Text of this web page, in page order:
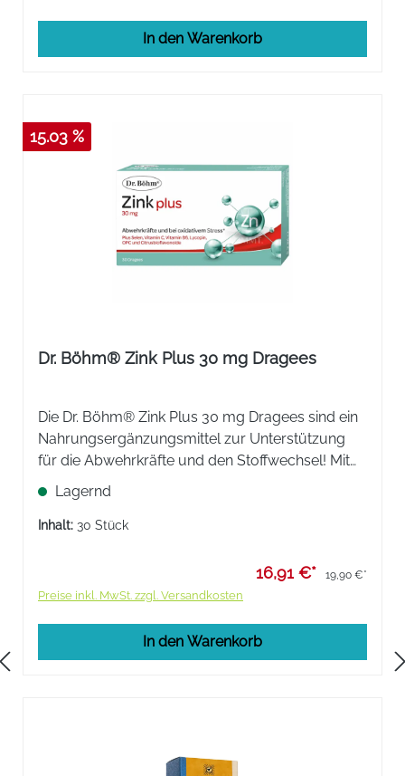
In den Warenkorb
15.03 %
Dr. Böhm® Zink Plus 30 mg Dragees
Die Dr. Böhm® Zink Plus 30 mg Dragees sind ein
Nahrungsergänzungsmittel zur Unterstützung
für die Abwehrkräfte und den Stoffwechsel! Mit
dem Plus an Selen, Vitamin C, Vitamin B6,
Lycopin, OPC und Citrusbioflavonoide.
Lagernd
Inhalt: 30 Stück
16,91 €* 19,90 €*
Preise inkl. MwSt. zzgl. Versandkosten
In den Warenkorb